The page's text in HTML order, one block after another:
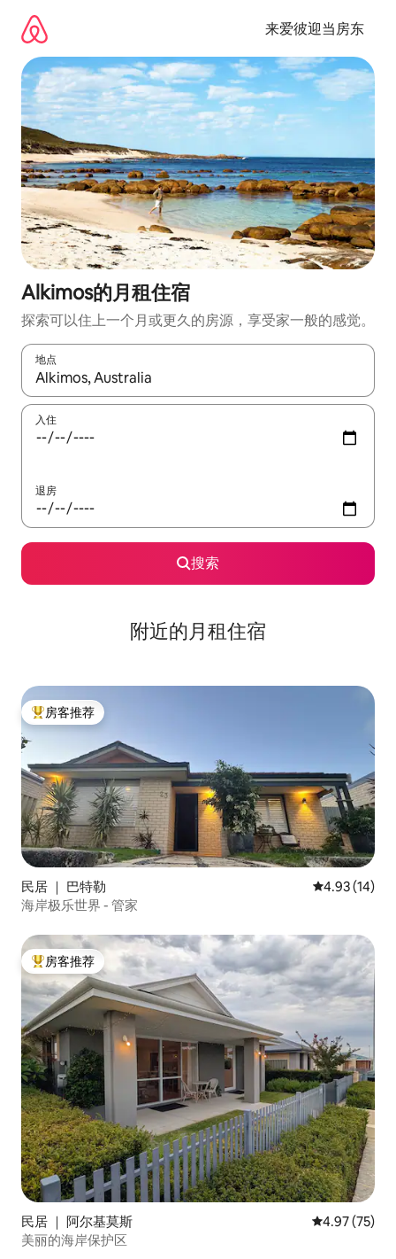
来爱彼迎当房东
Alkimos的月租住宿
探索可以住上一个月或更久的房源，享受家一般的感觉。
地点
如有搜索结果，请使用上下方向键查看，或通过点击或滑动手势
入住
退房
搜索
附近的月租住宿
热门「房客推荐」
房客推荐
民居 ｜ 巴特勒 平均评分
4.93 (14)
海岸极乐世界 - 管家
热门「房客推荐」
房客推荐
民居 ｜ 阿尔基莫斯 平均评分
4.97 (75)
美丽的海岸保护区